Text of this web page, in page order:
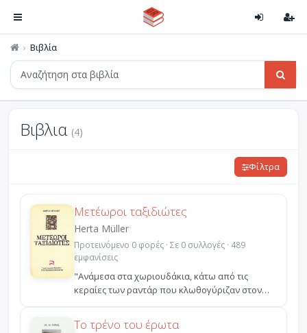
Βιβλία
Βιβλια (4)
Φίλτρα
Μετέωροι ταξιδιώτες
Herta Müller
Προτεινόμενο 0 φορές · Σε 0 συλλογές · 489
εμφανίσεις
"Ανάμεσα στα χωριουδάκια, κάτω από τις
κεραίες των ραντάρ που κλωθογύριζαν στον
ουρανό, στέκονταν στ...
Το τρένο του έρωτα